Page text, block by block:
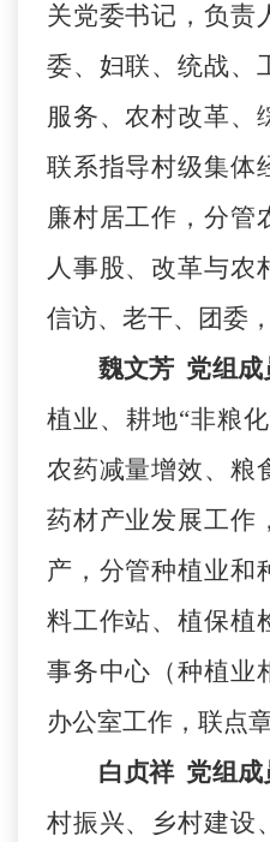
关党委书记，负责
委、妇联、统战、
服务、农村改革、
联系指导村级集体
廉村居工作，分管
人事股、改革与农
信访、老干、团委
魏文芳 党组成
植业、耕地“非粮
农药减量增效、粮
药材产业发展工作
产，分管种植业和
料工作站、植保植
事务中心（种植业
办公室工作，联点
白贞祥 党组成
村振兴、乡村建设